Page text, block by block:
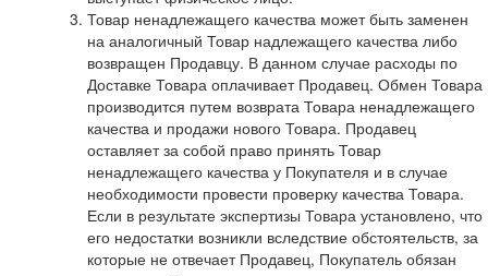
Товар ненадлежащего качества может быть заменен
на аналогичный Товар надлежащего качества либо
возвращен Продавцу. В данном случае расходы по
Доставке Товара оплачивает Продавец. Обмен Товара
производится путем возврата Товара ненадлежащего
качества и продажи нового Товара. Продавец
оставляет за собой право принять Товар
ненадлежащего качества у Покупателя и в случае
необходимости провести проверку качества Товара.
Если в результате экспертизы Товара установлено, что
его недостатки возникли вследствие обстоятельств, за
которые не отвечает Продавец, Покупатель обязан